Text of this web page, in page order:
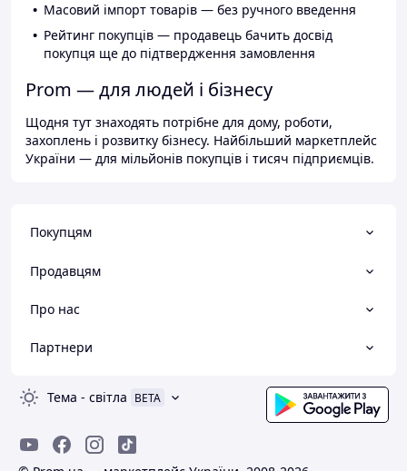
Масовий імпорт товарів — без ручного введення
Рейтинг покупців — продавець бачить досвід
покупця ще до підтвердження замовлення
Prom — для людей і бізнесу
Щодня тут знаходять потрібне для дому, роботи,
захоплень і розвитку бізнесу. Найбільший маркетплейс
України — для мільйонів покупців і тисяч підприємців.
Покупцям
Продавцям
Про нас
Партнери
Тема - світла BETA